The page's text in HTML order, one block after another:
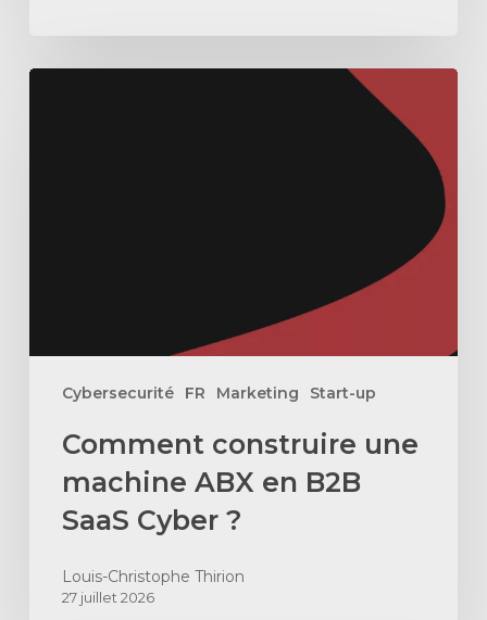
Cybersecurité FR Marketing Start-up
?
Comment construire une
machine ABX en B2B
SaaS Cyber ?
Louis-Christophe Thirion
27 juillet 2026